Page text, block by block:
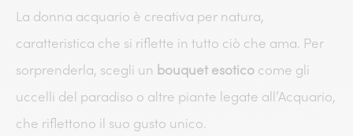
La donna acquario è creativa per natura,
caratteristica che si riflette in tutto ciò che ama. Per
sorprenderla, scegli un bouquet esotico come gli
uccelli del paradiso o altre piante legate all’Acquario,
che riflettono il suo gusto unico.